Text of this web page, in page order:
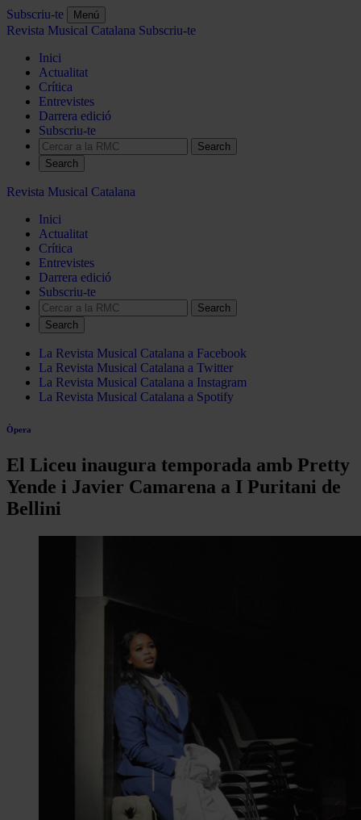
Subscriu-te Menú
Revista Musical Catalana Subscriu-te
Inici
Actualitat
Crítica
Entrevistes
Darrera edició
Subscriu-te
Search
Revista Musical Catalana
Inici
Actualitat
Crítica
Entrevistes
Darrera edició
Subscriu-te
Search
La Revista Musical Catalana a Facebook
La Revista Musical Catalana a Twitter
La Revista Musical Catalana a Instagram
La Revista Musical Catalana a Spotify
Òpera
El Liceu inaugura temporada amb Pretty
Yende i Javier Camarena a I Puritani de
Bellini